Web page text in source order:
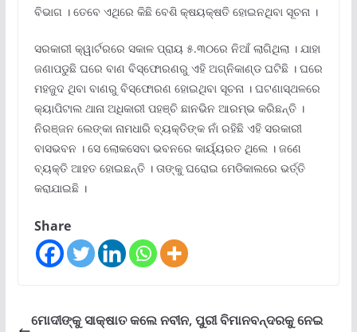
ବିଭାଗ । ତେବେ ଏଥିରେ କିଛି ବେଶି କ୍ଷୟକ୍ଷତି ହୋଇନଥିବା ସୂଚନା ।
ସରକାରୀ କ୍ୱାର୍ଟରରେ ସକାଳ ପ୍ରାୟ ୫.୩୦ରେ ନିଆଁ ଲାଗିଥିଲା । ଯାହା
ଜଣାପଡୁଛି ଘରେ ବାଣ ବିସ୍ଫୋରଣରୁ ଏହି ଅଗ୍ନିକାଣ୍ଡ ଘଟିଛି । ଘରେ
ମହଜୁଦ ଥିବା ବାଣରୁ ବିସ୍ଫୋରଣ ହୋଇଥିବା ସୂଚନା । ଘଟଣାସ୍ଥଳରେ
କ୍ୟାପିଟାଲ ଥାନା ଅଧିକାରୀ ପହଞ୍ଚି ଛାନଭିନ ଆରମ୍ଭ କରିଛନ୍ତି ।
ନିରଞ୍ଜନ ଲେଙ୍କା ନାମଧାରି ବ୍ୟକ୍ତିଙ୍କ ନାଁ ରହିଛି ଏହି ସରକାରୀ
ବାସଭବନ । ସେ ଲୋକସେବା ଭବନରେ କାର୍ୟ୍ୟରତ ଥିଲେ । ଜଣେ
ବ୍ୟକ୍ତି ଆହତ ହୋଇଛନ୍ତି । ତାଙ୍କୁ ଘରୋଇ ମେଡିକାଲରେ ଭର୍ତ୍ତି
କରାଯାଇଛି ।
Share
ମୋଦୀଙ୍କୁ ସାକ୍ଷାତ କଲେ ନବୀନ, ପୁରୀ ବିମାନବନ୍ଦରକୁ ନେଇ